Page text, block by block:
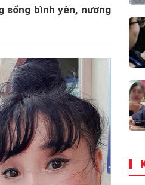
sống bình yên, nương